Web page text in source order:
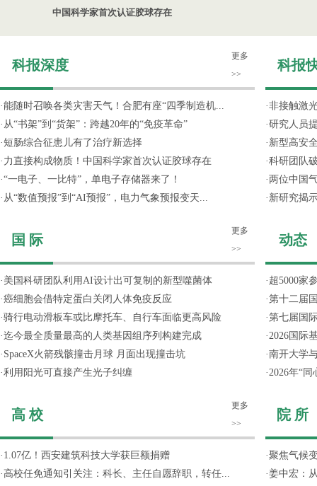
中国科学家首次认证胶球存在
科报深度
更多
>>
·能随时召唤各类灾害天气！合肥有座“四季制造机...
· 从“书架”到“货架”：跨越20年的“免疫革命”
· 短肠综合征患儿有了治疗新选择
· 力直接构成物质！中国科学家首次认证胶球存在
·“一电子、一比特”，单电子存储器来了！
· 从“数值预报”到“AI预报”，电力气象预报变天...
国 际
更多
>>
· 美国科研团队利用AI设计出可复制的新型噬菌体
·癌细胞会借特定蛋白关闭人体免疫反应
·骑行电动滑板车或比摩托车、自行车面临更高风险
·迄今最全质量最高的人类基因组序列构建完成
· SpaceX火箭残骸撞击月球 月面出现撞击坑
·利用阳光可直接产生光子纠缠
高 校
更多
>>
· 1.07亿！西安建筑科技大学获巨额捐赠
· 高校任免通知引关注：科长、主任自愿辞职，转任...
科报
·非接触激
·研究人员
· 新型高安
·科研团队
· 两位中国
· 新研究揭
动态
· 超5000家
·第十二届
·第七届国
·2026国际
·南开大学
·2026年“
院 所
·聚焦气候
·姜中宏：